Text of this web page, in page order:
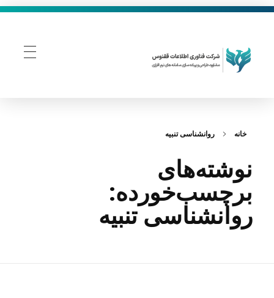
خانه روانشناسی تنبیه
نوشته‌های
برچسب‌خورده:
روانشناسی تنبیه